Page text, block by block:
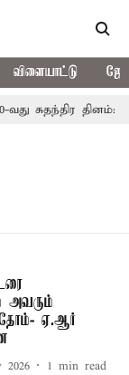
விளையாட்டு
வது சுதந்திர
அவரும்
ஏ.ஆர்
2026 1 min read